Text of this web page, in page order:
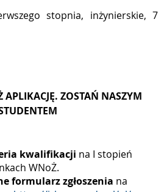
stopnia, inżynierskie, 7
APLIKACJĘ. ZOSTAŃ NASZYM
kwalifikacji na I stopień
WNoŻ.
formularz zgłoszenia na